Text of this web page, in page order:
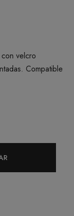
velcro
Compatible